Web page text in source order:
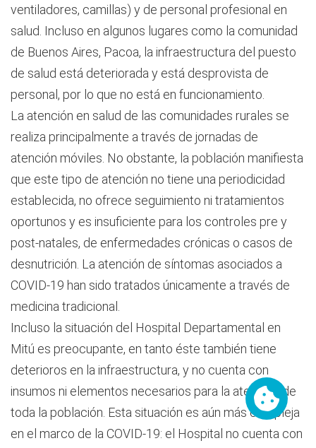
ventiladores, camillas) y de personal profesional en
salud. Incluso en algunos lugares como la comunidad
de Buenos Aires, Pacoa, la infraestructura del puesto
de salud está deteriorada y está desprovista de
personal, por lo que no está en funcionamiento.
La atención en salud de las comunidades rurales se
realiza principalmente a través de jornadas de
atención móviles. No obstante, la población manifiesta
que este tipo de atención no tiene una periodicidad
establecida, no ofrece seguimiento ni tratamientos
oportunos y es insuficiente para los controles pre y
post-natales, de enfermedades crónicas o casos de
desnutrición. La atención de síntomas asociados a
COVID-19 han sido tratados únicamente a través de
medicina tradicional.
Incluso la situación del Hospital Departamental en
Mitú es preocupante, en tanto éste también tiene
deterioros en la infraestructura, y no cuenta con
insumos ni elementos necesarios para la atención de
toda la población. Esta situación es aún más compleja
en el marco de la COVID-19: el Hospital no cuenta con
Cookies